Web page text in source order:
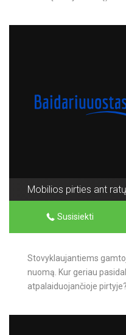
Mobilios pirties ant
Susisiekti
Stovyklaujantiems
nuomą. Kur geriau
atpalaiduojančioje